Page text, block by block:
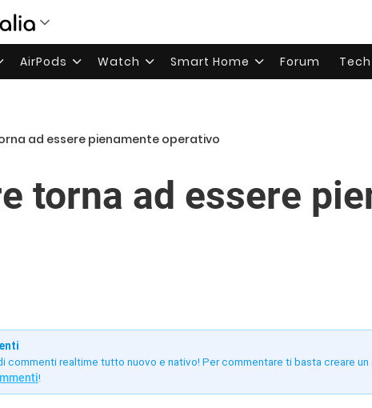
AirPods Watch Smart Home Forum Tech
ad essere pienamente operativo
torna ad essere
commenti realtime tutto nuovo e nativo! Per commentare ti basta creare
!